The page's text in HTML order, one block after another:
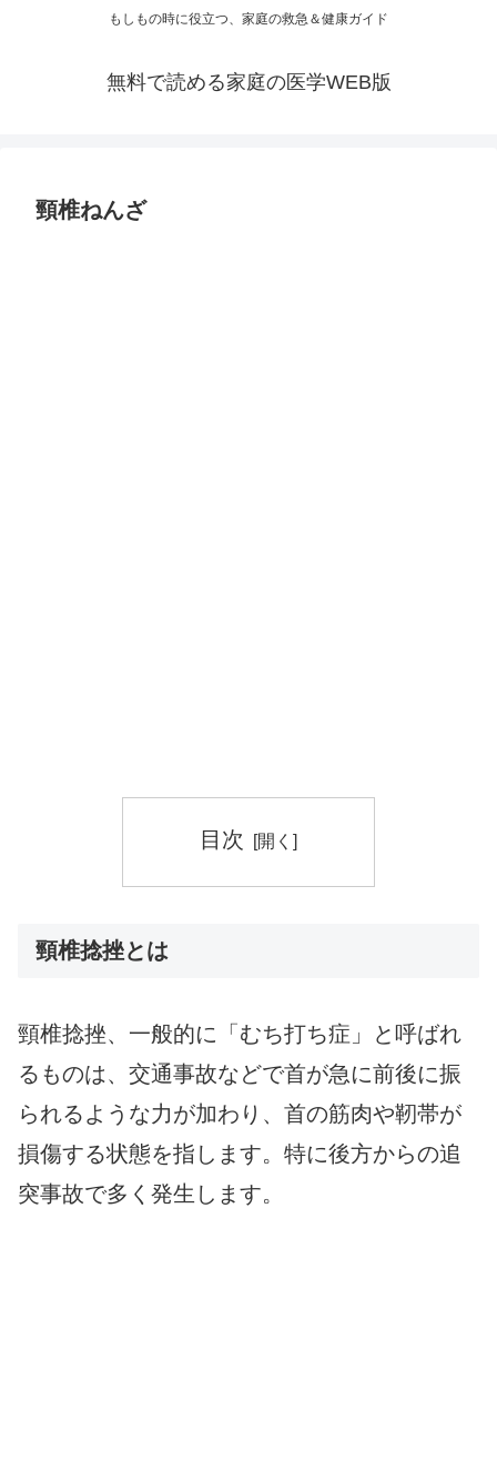
もしもの時に役立つ、家庭の救急＆健康ガイド
無料で読める家庭の医学WEB版
頸椎ねんざ
目次
頸椎捻挫とは
頸椎捻挫、一般的に「むち打ち症」と呼ばれ
るものは、交通事故などで首が急に前後に振
られるような力が加わり、首の筋肉や靭帯が
損傷する状態を指します。特に後方からの追
突事故で多く発生します。